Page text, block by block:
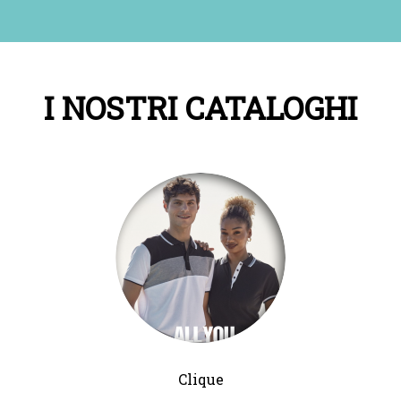
I NOSTRI CATALOGHI
Clique